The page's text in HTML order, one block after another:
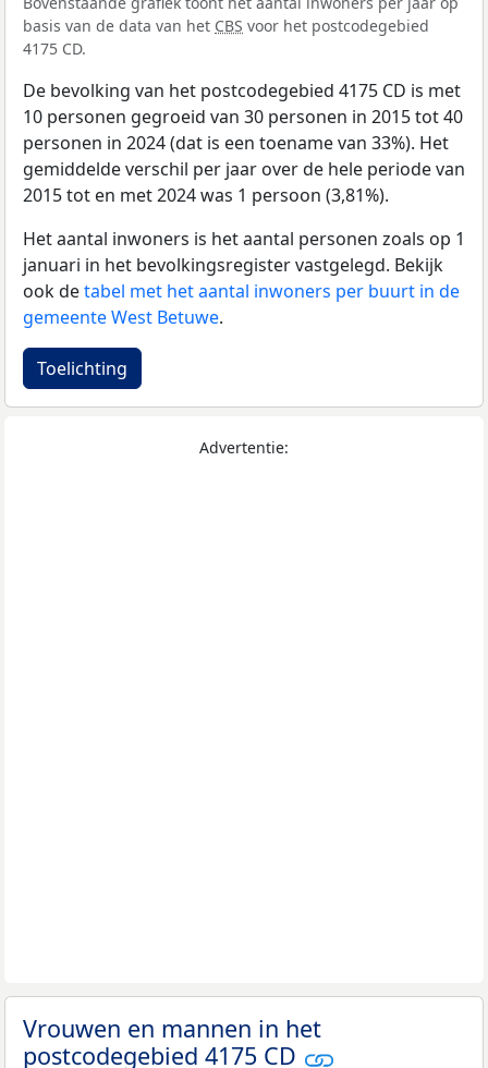
basis van de data van het CBS voor het postcodegebied
4175 CD.
De bevolking van het postcodegebied 4175 CD is met
10 personen gegroeid van 30 personen in 2015 tot 40
personen in 2024 (dat is een toename van 33%). Het
gemiddelde verschil per jaar over de hele periode van
2015 tot en met 2024 was 1 persoon (3,81%).
Het aantal inwoners is het aantal personen zoals op 1
januari in het bevolkingsregister vastgelegd. Bekijk
ook detabel met het aantal inwoners per buurt in de
gemeente West Betuwe.
Toelichting
Advertentie:
Vrouwen en mannen in het
postcodegebied 4175 CD